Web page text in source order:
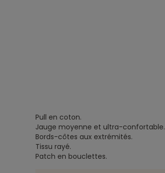
Pull en coton.
Jauge moyenne et ultra-confortable.
Bords-côtes aux extrémités.
Tissu rayé.
Patch en bouclettes.